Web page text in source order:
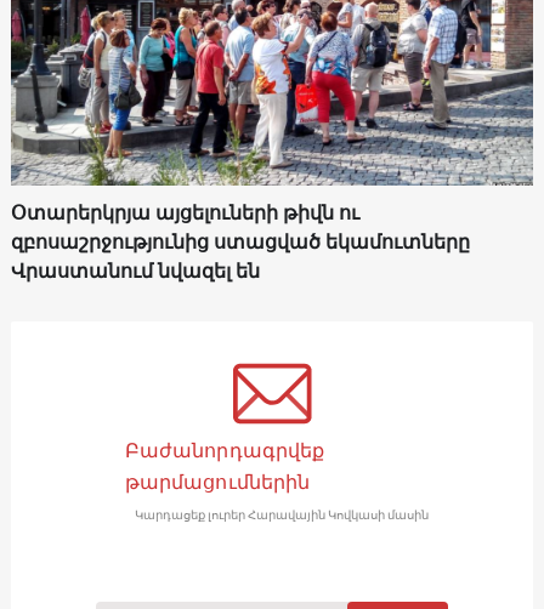
Օտարերկրյա այցելուների թիվն ու
զբոսաշրջությունից ստացված եկամուտները
Վրաստանում նվազել են
Բաժանորդագրվեք
թարմացումներին
Կարդացեք լուրեր Հարավային Կովկասի մասին